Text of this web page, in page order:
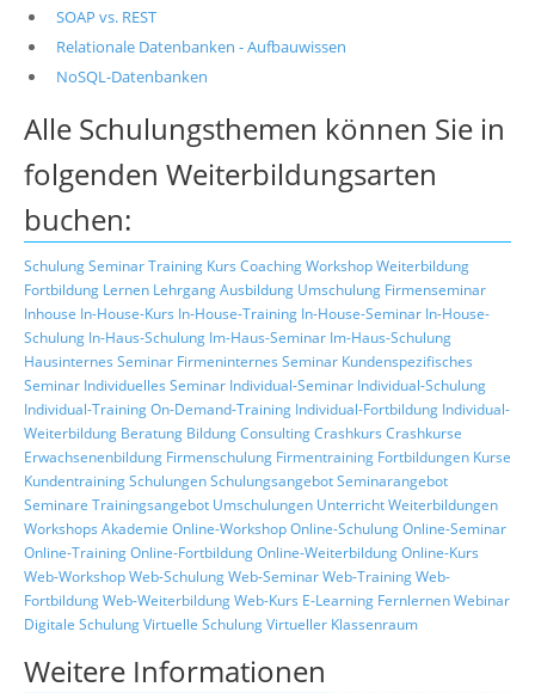
SOAP vs. REST
Relationale Datenbanken - Aufbauwissen
NoSQL-Datenbanken
Alle Schulungsthemen können Sie in
folgenden Weiterbildungsarten
buchen:
SchulungSeminarTraining Kurs CoachingWorkshopWeiterbildung
Fortbildung Lernen LehrgangAusbildung Umschulung Firmenseminar
Inhouse In-House-Kurs In-House-Training In-House-Seminar In-House-
Schulung In-Haus-Schulung Im-Haus-Seminar Im-Haus-Schulung
Hausinternes Seminar Firmeninternes Seminar Kundenspezifisches
Seminar Individuelles Seminar Individual-Seminar Individual-Schulung
Individual-TrainingOn-Demand-Training Individual-Fortbildung Individual-
Weiterbildung Beratung BildungConsultingCrashkurs Crashkurse
Erwachsenenbildung Firmenschulung Firmentraining Fortbildungen Kurse
KundentrainingSchulungenSchulungsangebotSeminarangebot
Seminare Trainingsangebot Umschulungen UnterrichtWeiterbildungen
Workshops Akademie Online-WorkshopOnline-SchulungOnline-Seminar
Online-TrainingOnline-FortbildungOnline-WeiterbildungOnline-Kurs
Web-WorkshopWeb-SchulungWeb-SeminarWeb-TrainingWeb-
FortbildungWeb-WeiterbildungWeb-Kurs E-Learning FernlernenWebinar
Digitale SchulungVirtuelle SchulungVirtueller Klassenraum
Weitere Informationen